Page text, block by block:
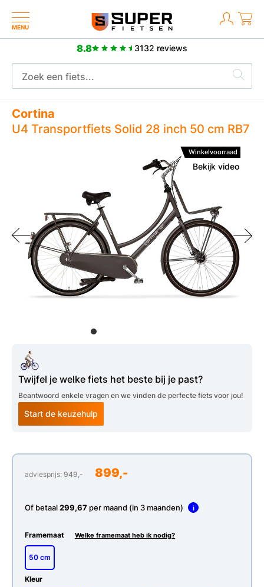
MENU
8.8 3132 reviews
Meer dan 2500 positieve reviews
Cortina
U4 Transportfiets Solid 28 inch 50 cm RB7
Bekijk video
Winkelvoorraad
Twijfel je welke fiets het beste bij je past?
Beantwoord enkele vragen en we vinden de perfecte fiets voor jou!
Start de keuzehulp
adviesprijs: 949,- 899,-
Of betaal299,67 per maand (in 3 maanden) i
Framemaat Welke framemaat heb ik nodig?
50 cm
Kleur